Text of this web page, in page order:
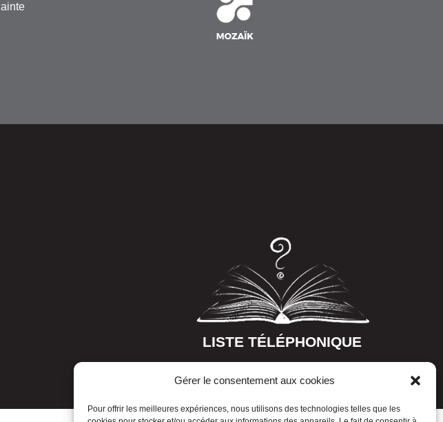
Gérer le consentement aux cookies
Pour offrir les meilleures expériences, nous utilisons des technologies telles que les
LISTE TÉLÉPHONIQUE